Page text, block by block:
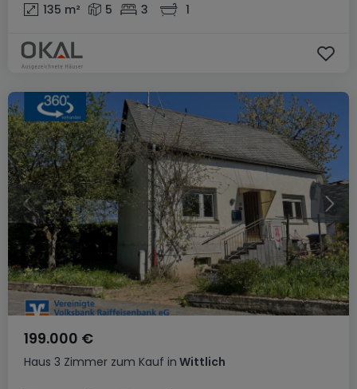
135 m² 5 3 1
Haus 3 Zimmer zum Kauf in Wittlich
199.000 €